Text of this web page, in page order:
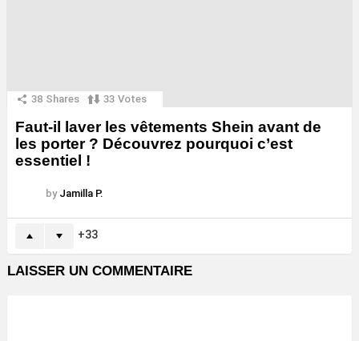
38 Shares 33 Votes
Faut-il laver les vêtements Shein avant de
les porter ? Découvrez pourquoi c’est
essentiel !
by Jamilla P.
33
LAISSER UN COMMENTAIRE